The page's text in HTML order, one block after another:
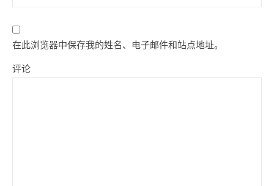
在此浏览器中保存我的姓名、电子邮件和站点地址。
评论